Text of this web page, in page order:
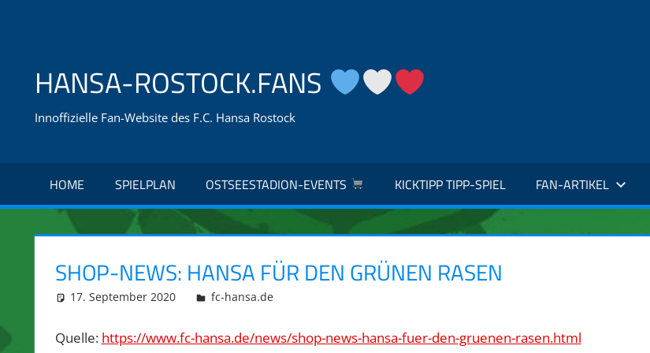
HANSA-ROSTOCK.FANS
Innoffizielle Fan-Website des F.C. Hansa Rostock
HOME SPIELPLAN OSTSEESTADION-EVENTS KICKTIPP TIPP-SPIEL FAN-ARTIKEL
SHOP-NEWS: HANSA FÜR DEN GRÜNEN RASEN
17. September 2020 integromat
fc-hansa.de
Quelle: https://www.fc-hansa.de/news/shop-news-hansa-fuer-den-gruenen-rasen.html